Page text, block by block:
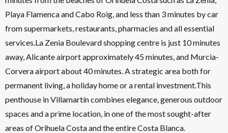
Playa Flamenca and Cabo Roig, and less than 3 minutes by car
from supermarkets, restaurants, pharmacies and all essential
services.La Zenia Boulevard shopping centre is just 10 minutes
away, Alicante airport approximately 45 minutes, and Murcia-
Corvera airport about 40 minutes. A strategic area both for
permanent living, a holiday home or a rental investment.This
penthouse in Villamartín combines elegance, generous outdoor
spaces and a prime location, in one of the most sought-after
areas of Orihuela Costa and the entire Costa Blanca.